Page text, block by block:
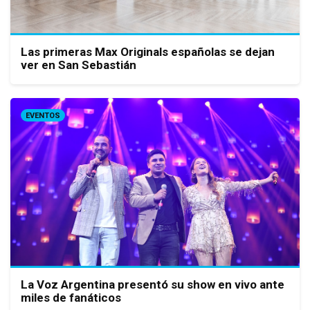
Las primeras Max Originals españolas se dejan
ver en San Sebastián
EVENTOS
La Voz Argentina presentó su show en vivo ante
miles de fanáticos